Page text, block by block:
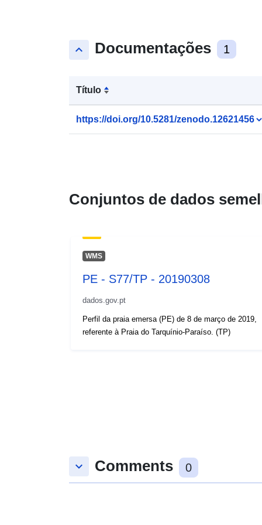
keyboard_arrow_up Documentações 1
Título
https://doi.org/10.5281/zenodo.12621456
Conjuntos de dados
WMS
PE - S77/TP - 20190308
dados.gov.pt
Perfil da praia emersa (PE) de 8 de março de 2019,
referente à Praia do Tarquínio-Paraíso. (TP)
keyboard_arrow_down Comments 0